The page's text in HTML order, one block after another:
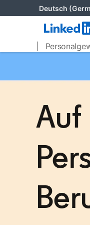
Deutsch
|
Auf